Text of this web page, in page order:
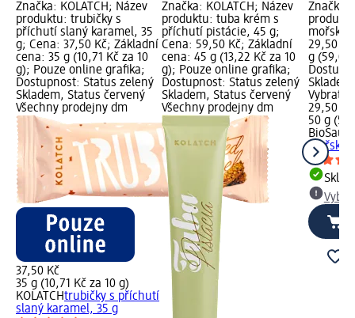
Značka: KOLATCH; Název
produktu: trubičky s
příchutí slaný karamel, 35
g; Cena: 37,50 Kč; Základní
cena: 35 g (10,71 Kč za 10
g); Pouze online grafika;
Dostupnost: Status zelený
Skladem, Status červený
Všechny prodejny dm
37,50 Kč
35 g (10,71 Kč za 10 g)
KOLATCHtrubičky s příchutí
slaný karamel, 35 g
Značka: KOLATCH; Název
produktu: tuba krém s
příchutí pistácie, 45 g;
Cena: 59,50 Kč; Základní
cena: 45 g (13,22 Kč za 10
g); Pouze online grafika;
Dostupnost: Status zelený
Skladem, Status červený
Všechny prodejny dm
Značka:
mořská
29,50
g (59,00
Vybrat
29,50 Kč
50 g
mořská